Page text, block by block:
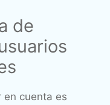
de
en cuenta es